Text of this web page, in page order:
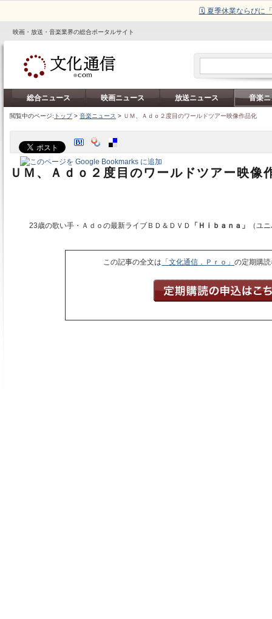
🗓️ 夏季休業ならびに
映画・放送・音楽業界の総合ポータルサイト
総合ニュース 映画ニュース 放送ニュース 音楽
閲覧中のページ: トップ> 音楽ニュース > ＵＭ、Ａｄｏ２度目のワールドツアー映像作品化
ＵＭ、Ａｄｏ２度目のワールドツアー映像
23歳の歌い手・Ａｄｏの最新ライブＢＤ＆ＤＶＤ 「Ｈｉｂａｎａ」 （ユ
この記事の全文は 「文化通信．Ｐｒｏ」の定期購